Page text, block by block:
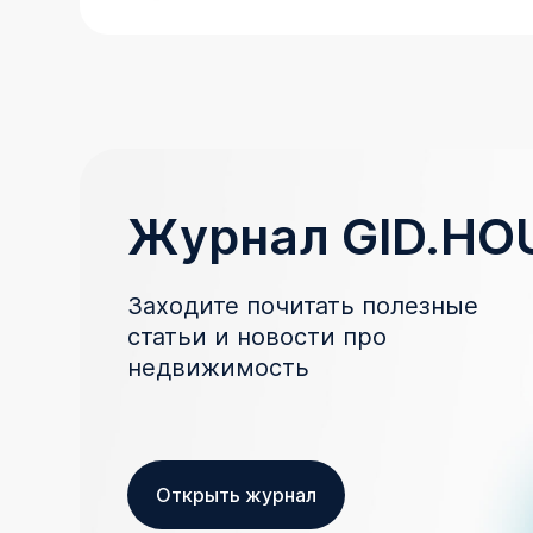
Журнал
Заходите почитать полезные
статьи и новости про
недвижимость
Открыть журнал